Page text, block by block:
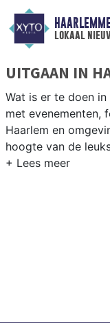
lokaal
UITGAAN IN
Wat is er te doen in
met evenementen,
Haarlem en
hoogte van de